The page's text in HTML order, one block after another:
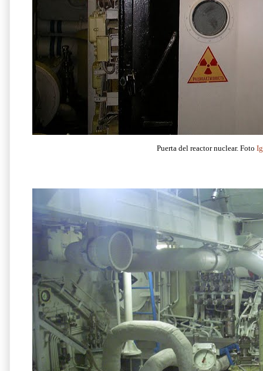
Puerta del reactor nuclear. Foto